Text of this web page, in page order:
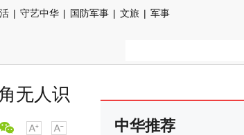
| 守艺中华 | 国防军事 | 文旅 | 军事
无人识
中华推荐